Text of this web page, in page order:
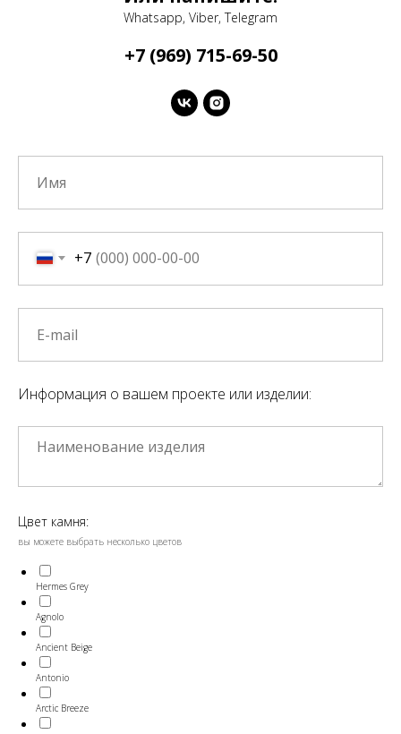
Whatsapp, Viber, Telegram
+7 (969) 715-69-50
+7
Информация о вашем проекте или изделии:
Цвет камня:
вы можете выбрать несколько цветов
Hermes Grey
Agnolo
Ancient Beige
Antonio
Arctic Breeze